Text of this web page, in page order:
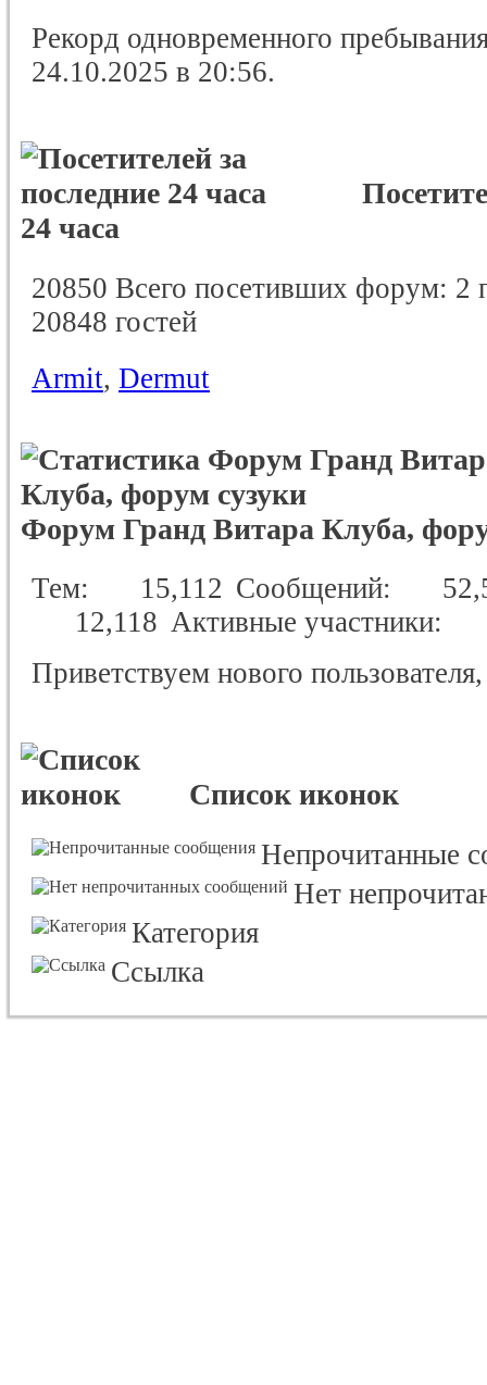
Рекорд одновременного
24.10.2025 в 20:56.
24 часа
20850 Всего посетивших форум: 2
20848 гостей
Armit, Dermut
Форум Гранд Витара Клуба,
Тем 15,112 Сообщений
12,118 Активные участники
Приветствуем нового
Список иконок
Непрочитанные
Нет
Категория
Ссылка